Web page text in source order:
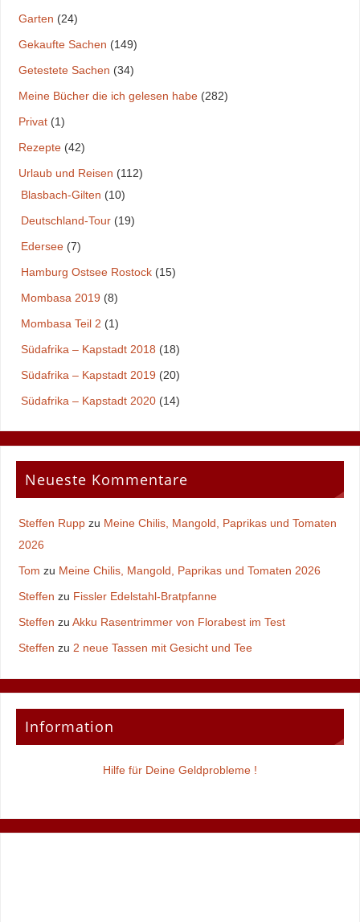
Garten (24)
Gekaufte Sachen (149)
Getestete Sachen (34)
Meine Bücher die ich gelesen habe(282)
Privat(1)
Rezepte(42)
Urlaub und Reisen (112)
Blasbach-Gilten (10)
Deutschland-Tour(19)
Edersee(7)
Hamburg Ostsee Rostock(15)
Mombasa 2019 (8)
Mombasa Teil 2 (1)
Südafrika – Kapstadt 2018 (18)
Südafrika – Kapstadt 2019 (20)
Südafrika – Kapstadt 2020(14)
Neueste Kommentare
Steffen Ruppzu Meine Chilis, Mangold, Paprikas und Tomaten
2026
Tom zu Meine Chilis, Mangold, Paprikas und Tomaten 2026
Steffen zu Fissler Edelstahl-Bratpfanne
Steffen zu Akku Rasentrimmer von Florabest im Test
Steffen zu 2 neue Tassen mit Gesicht und Tee
Information
Hilfe für Deine Geldprobleme !